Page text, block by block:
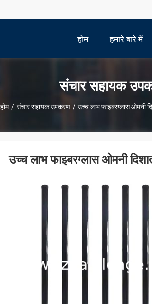
होम हमारे बारे में
संचार सहायक
होम / संचार सहायक उपकरण / उच्च लाभ फाइबरग्लास ओमनी
उच्च लाभ फाइबरग्लास ओमनी